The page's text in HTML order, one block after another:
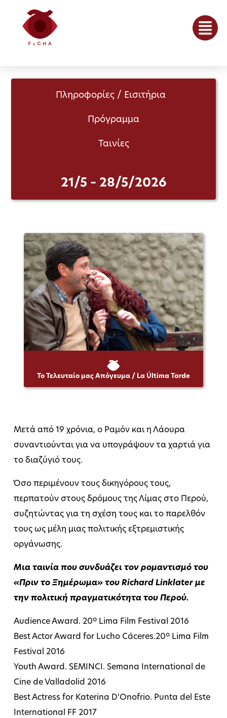
Πληροφορίες / Εισιτήρια
Πρόγραμμα
Ταινίες
21/5 – 28/5/2026
Το Τελευταίο μας Απόγευμα / La Última Tarde
Μετά από 19 χρόνια, ο Ραμόν και η Λάουρα
συναντιούνται για να υπογράψουν τα χαρτιά για
το διαζύγιό τους.
Όσο περιμένουν τους δικηγόρους τους,
περπατούν στους δρόμους της Λίμας στο Περού,
συζητώντας για τη σχέση τους και το παρελθόν
τους ως μέλη μιας πολιτικής εξτρεμιστικής
οργάνωσης.
Μια ταινία που συνδυάζει τον ρομαντισμό του
«Πριν το Ξημέρωμα» του Richard Linklater με
την πολιτική πραγματικότητα του Περού.
Audience Award. 20º Lima Film Festival 2016
Best Actor Award for Lucho Cáceres.20º Lima Film
Festival 2016
Youth Award. SEMINCI. Semana International de
Cine de Valladolid 2016
Best Actress for Katerina D’Onofrio. Punta del Este
International FF 2017